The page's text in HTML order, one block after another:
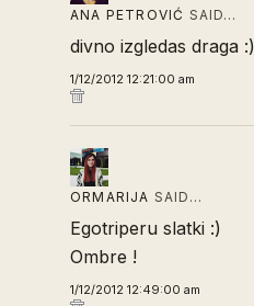
ANA PETROVIĆ SAID…
divno izgledas draga :)
1/12/2012 12:21:00 am
ORMARIJA SAID…
Egotriperu slatki :)
Ombre !
1/12/2012 12:49:00 am